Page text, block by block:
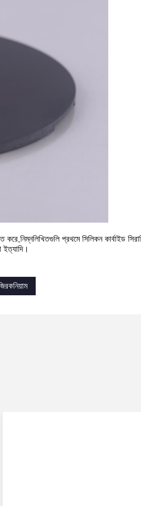
প্রথমে সিলিকন কার্বাইড
ইত্যাদি।